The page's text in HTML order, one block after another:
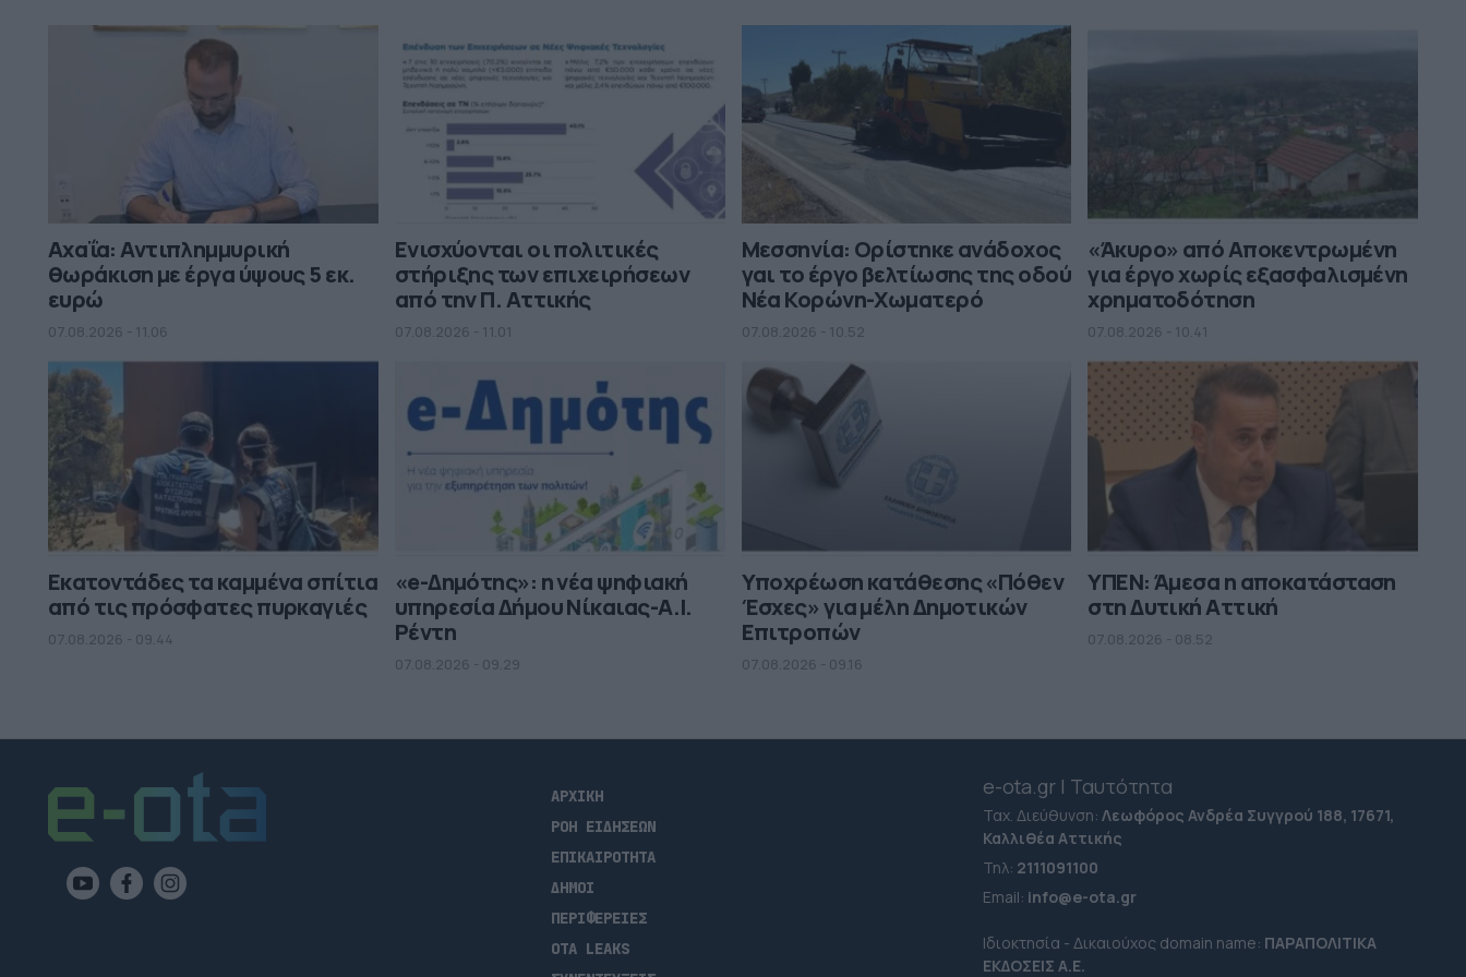
"γαλάζιων", οι ΠΑΣΟΚοι που
Αχαΐα: Αντιπλημμυρική
θωράκιση με έργα ύψους 5 εκ.
ευρώ
07.08.2026 - 11.06
Ενισχύονται οι πολιτικές
στήριξης των επιχειρήσεων
από την Π. Αττικής
07.08.2026 - 11.01
Μεσσηνία: Ορίστηκε ανάδοχος
γαι το έργο βελτίωσης της οδού
Νέα Κορώνη-Χωματερό
07.08.2026 - 10.52
«Άκυρο» από Αποκεντρωμένη
για έργο χωρίς εξασφαλισμένη
χρηματοδότηση
07.08.2026 - 10.41
Εκατοντάδες τα καμμένα σπίτια
από τις πρόσφατες πυρκαγιές
07.08.2026 - 09.44
«e-Δημότης»: η νέα ψηφιακή
υπηρεσία Δήμου Νίκαιας-Α.I.
Ρέντη
07.08.2026 - 09.29
Υποχρέωση κατάθεσης «Πόθεν
Έσχες» για μέλη Δημοτικών
Επιτροπών
07.08.2026 - 09.16
ΥΠΕΝ: Άμεσα η αποκατάσταση
στη Δυτική Αττική
07.08.2026 - 08.52
ΑΡΧΙΚΗ
ΡΟΗ ΕΙΔΗΣΕΩΝ
ΕΠΙΚΑΙΡΟΤΗΤΑ
ΔΗΜΟΙ
ΠΕΡΙΦΕΡΕΙΕΣ
OTA LEAKS
e-ota.gr | Ταυτότητα
Ταχ. Διεύθυνση:Λεωφόρος Ανδρέα Συγγρού 188, 17671,
Καλλιθέα Αττικής
Τηλ: 2111091100
Εmail: info@e-ota.gr
Ιδιοκτησία - Δικαιούχος domain name: ΠΑΡΑΠΟΛΙΤΙΚΑ
ΕΚΔΟΣΕΙΣ A.E.